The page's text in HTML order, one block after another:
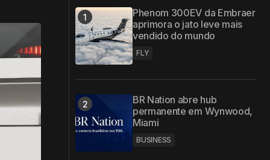
Phenom 300EV da Embraer
aprimora o jato leve mais
vendido do mundo
FLY
BR Nation abre hub
permanente em Wynwood,
Miami
BUSINESS